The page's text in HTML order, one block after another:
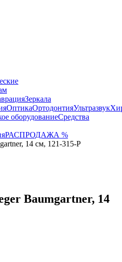
Зеркала
ОптикаОртодонтияУльтразвук
оборудованиеСредства
РАСПРОДАЖА %
14 см, 121-315-P
Baumgartner, 14